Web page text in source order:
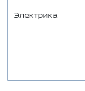
Электрика